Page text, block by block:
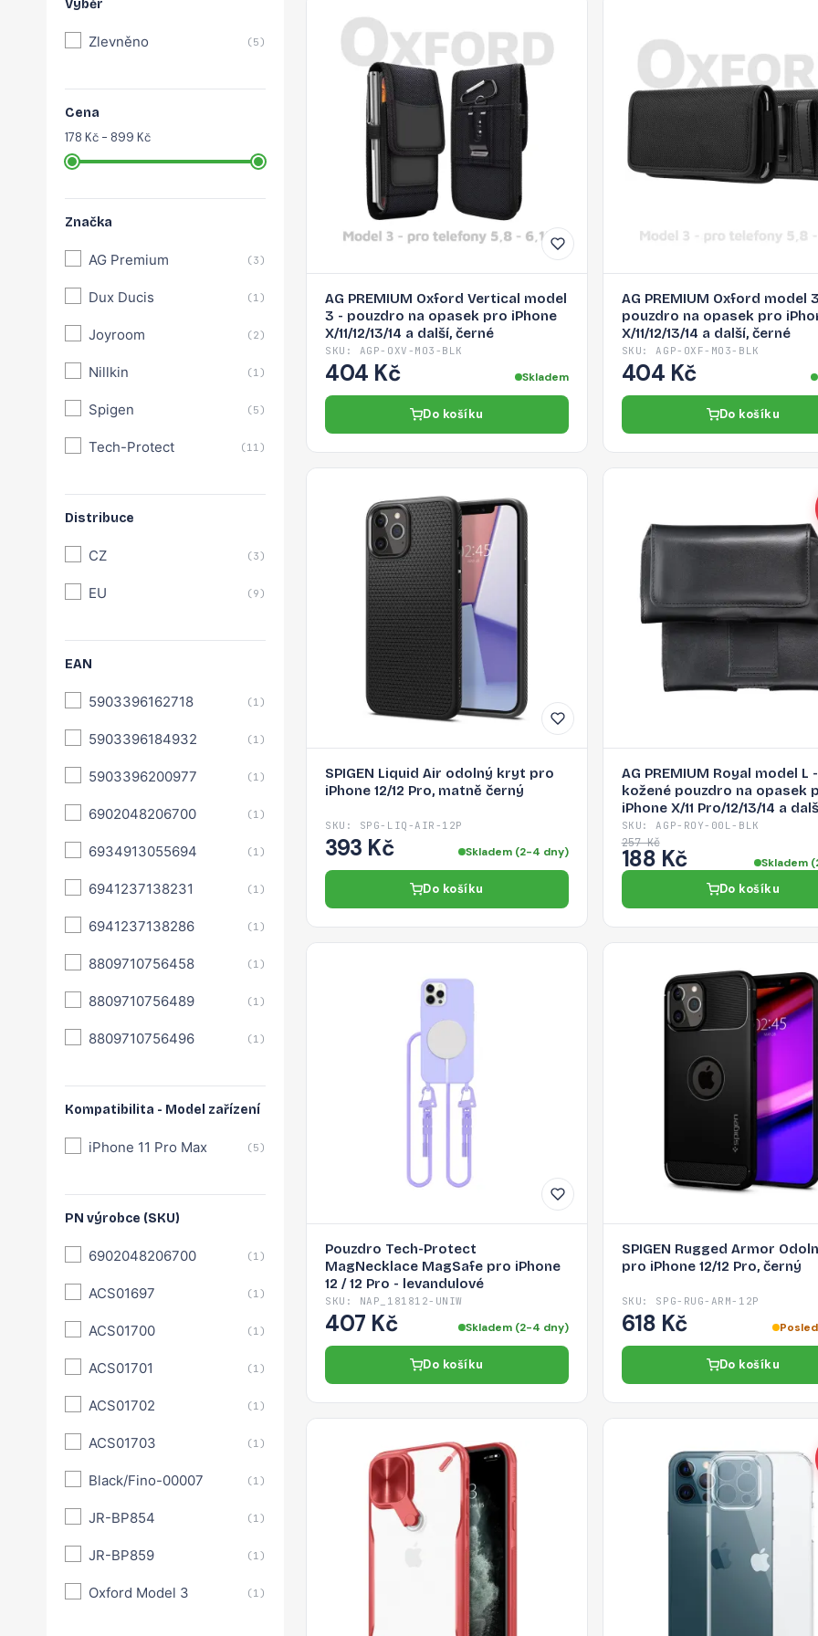
Výběr
Zlevněno (5)
Cena
178 Kč - 899 Kč
Značka
AG Premium (3)
Dux Ducis (1)
Joyroom (2)
Nillkin (1)
Spigen (5)
Tech-Protect (11)
Distribuce
CZ (3)
EU (9)
EAN
5903396162718 (1)
5903396184932 (1)
5903396200977 (1)
6902048206700 (1)
6934913055694 (1)
6941237138231 (1)
6941237138286 (1)
8809710756458 (1)
8809710756489 (1)
8809710756496 (1)
Kompatibilita - Model zařízení
iPhone 11 Pro Max (5)
PN výrobce (SKU)
6902048206700 (1)
ACS01697 (1)
ACS01700 (1)
ACS01701 (1)
ACS01702 (1)
ACS01703 (1)
Black/Fino-00007 (1)
JR-BP854 (1)
JR-BP859 (1)
Oxford Model 3 (1)
AG PREMIUM Oxford Vertical model
3 - pouzdro na opasek pro iPhone
X/11/12/13/14 a další, černé
SKU: AGP-OXV-MO3-BLK
404 Kč Skladem
Do košíku
AG PREMIUM Oxford model
pouzdro na opasek pro
X/11/12/13/14 a další, černé
SKU: AGP-OXF-MO3-BLK
404 Kč
Do košíku
SPIGEN Liquid Air odolný kryt pro
iPhone 12/12 Pro, matně černý
SKU: SPG-LIQ-AIR-12P
393 Kč Skladem (2-4 dny)
Do košíku
AG PREMIUM Royal model L -
kožené pouzdro na opasek
iPhone X/11 Pro/12/13/14 a
černé
SKU: AGP-ROY-00L-BLK
257 Kč
188 Kč Skladem
Do košíku
Pouzdro Tech-Protect
MagNecklace MagSafe pro iPhone
12 / 12 Pro - levandulové
SKU: NAP_181812-UNIW
407 Kč Skladem (2-4 dny)
Do košíku
SPIGEN Rugged Armor
pro iPhone 12/12 Pro, černý
SKU: SPG-RUG-ARM-12P
618 Kč
Do košíku